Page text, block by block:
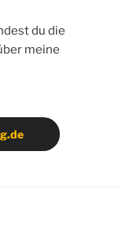
du die
meine